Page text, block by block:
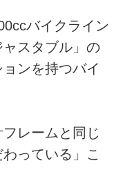
バイクライン
スタブル」の
ンを持つバイ
レームと同じ
っている」こ